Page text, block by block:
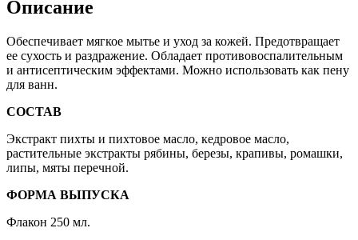
Описание
Обеспечивает мягкое мытье и уход за кожей. Предотвращает
ее сухость и раздражение. Обладает противовоспалительным
и антисептическим эффектами. Можно использовать как пену
для ванн.
СОСТАВ
Экстракт пихты и пихтовое масло, кедровое масло,
растительные экстракты рябины, березы, крапивы, ромашки,
липы, мяты перечной.
ФОРМА ВЫПУСКА
Флакон 250 мл.